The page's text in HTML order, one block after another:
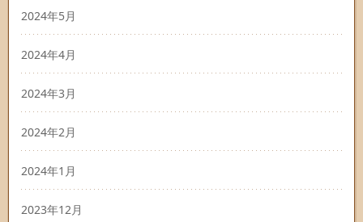
2024年5月
2024年4月
2024年3月
2024年2月
2024年1月
2023年12月